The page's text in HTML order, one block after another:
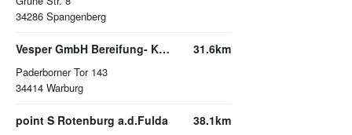
34286 Spangenberg
Vesper GmbH Bereifung- Kfz- Service
Paderborner Tor 143
34414 Warburg
31.6km
point S Rotenburg a.d.Fulda 38.1km